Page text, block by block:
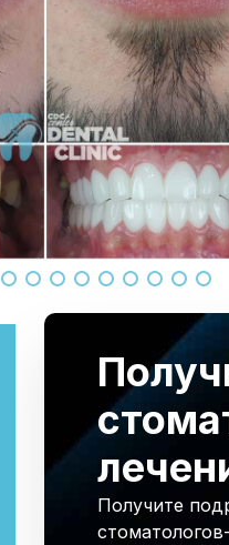
Получите